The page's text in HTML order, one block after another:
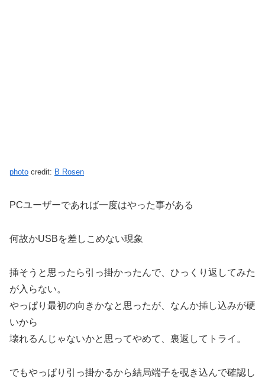
photo credit: B Rosen
PCユーザーであれば一度はやった事がある
何故かUSBを差しこめない現象
挿そうと思ったら引っ掛かったんで、ひっくり返してみた
が入らない。
やっぱり最初の向きかなと思ったが、なんか挿し込みが硬
いから
壊れるんじゃないかと思ってやめて、裏返してトライ。
でもやっぱり引っ掛かるから結局端子を覗き込んで確認し